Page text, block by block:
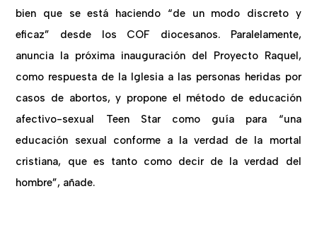
bien que se está haciendo “de un modo discreto y
eficaz” desde los COF diocesanos. Paralelamente,
anuncia la próxima inauguración del Proyecto Raquel,
como respuesta de la Iglesia a las personas heridas por
casos de abortos, y propone el método de educación
afectivo-sexual Teen Star como guía para “una
educación sexual conforme a la verdad de la mortal
cristiana, que es tanto como decir de la verdad del
hombre”, añade.